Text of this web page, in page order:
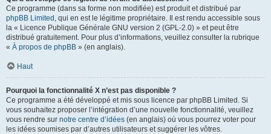
Ce programme (dans sa forme non modifiée) est produit et distribué par
phpBB Limited , qui en est le légitime propriétaire. Il est rendu accessible sous
la « Licence Publique Générale GNU version 2 (GPL-2.0) » et peut être
distribué gratuitement. Pour plus d’informations, veuillez consulter la rubrique
« À propos de phpBB » (en anglais).
Haut
Pourquoi la fonctionnalité X n’est pas disponible ?
Ce programme a été développé et mis sous licence par phpBB Limited. Si
vous souhaitez proposer l’intégration d’une nouvelle fonctionnalité, veuillez
vous rendre sur notre centre d’idées (en anglais) où vous pourrez voter pour
les idées soumises par d’autres utilisateurs et suggérer les vôtres.